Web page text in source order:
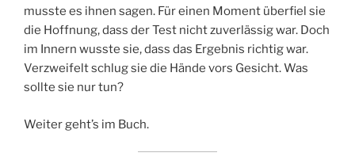
musste es ihnen sagen. Für einen Moment überfiel sie
die Hoffnung, dass der Test nicht zuverlässig war. Doch
im Innern wusste sie, dass das Ergebnis richtig war.
Verzweifelt schlug sie die Hände vors Gesicht. Was
sollte sie nur tun?
Weiter geht’s im Buch.